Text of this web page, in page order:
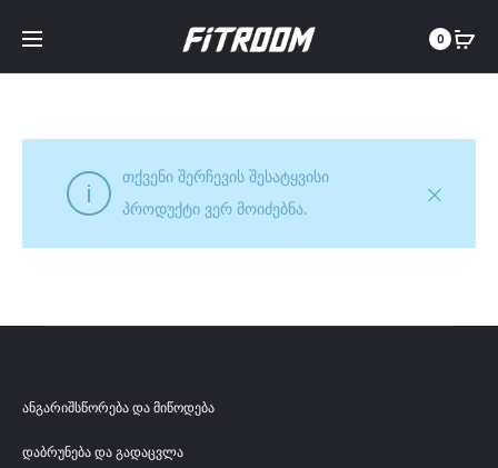
0
თქვენი შერჩევის შესატყვისი
პროდუქტი ვერ მოიძებნა.
ანგარიშსწორება და მიწოდება
დაბრუნება და გადაცვლა